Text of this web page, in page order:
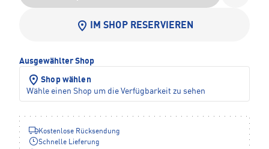
IM SHOP RESERVIEREN
Ausgewählter Shop
Shop wählen
Wähle einen Shop um die Verfügbarkeit zu sehen
Kostenlose Rücksendung
Schnelle Lieferung